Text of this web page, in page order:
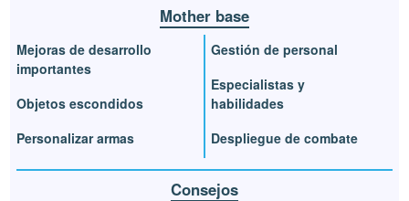
Mother base
Mejoras de desarrollo
importantes
Objetos escondidos
Personalizar armas
Gestión de personal
Especialistas y
habilidades
Despliegue de combate
Consejos